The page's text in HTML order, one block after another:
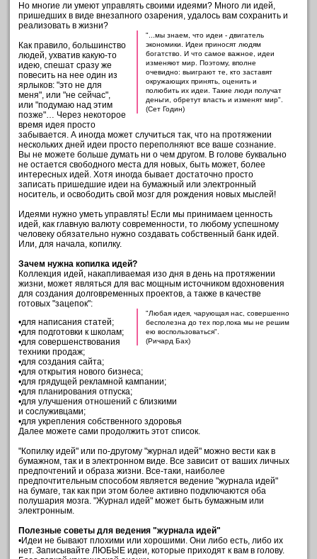
Но многие ли умеют управлять своими идеями? Много ли идей,
пришедших в виде внезапного озарения, удалось вам сохранить и
реализовать в жизни?
"...мы знаем, что идеи - двигатель
экономики. Идеи приносят людям
богатство. И что самое важное, идеи
изменяют мир. Поэтому, вполне
очевидно: выиграют те, кто заставят
окружающих принять, оценить и
полюбить их идеи. Такие люди получат
деньги, обретут власть и изменят мир".
(Сет Годин)
Как правило, большинство
людей, ухватив какую-то
идею, спешат сразу же
повесить на нее один из
ярлыков: "это не для
меня", или "не сейчас",
или "подумаю над этим
позже"… Через некоторое
время идея просто
забывается. А иногда может случиться так, что на протяжении
нескольких дней идеи просто переполняют все ваше сознание.
Вы не можете больше думать ни о чем другом. В голове буквально
не остается свободного места для новых, быть может, более
интересных идей. Хотя иногда бывает достаточно просто
записать пришедшие идеи на бумажный или электронный
носитель, и освободить свой мозг для рождения новых мыслей!
Идеями нужно уметь управлять! Если мы принимаем ценность
идей, как главную валюту современности, то любому успешному
человеку обязательно нужно создавать собственный банк идей.
Или, для начала, копилку.
Зачем нужна копилка идей?
Коллекция идей, накапливаемая изо дня в день на протяжении
жизни, может являться для вас мощным источником вдохновения
для создания долговременных проектов, а также в качестве
готовых "зацепок":
"Любая идея, чарующая нас, совершенно
бесполезна до тех пор,пока мы не решим
ею воспользоваться".
(Ричард Бах)
•для написания статей;
•для подготовки к школам;
•для совершенствования
техники продаж;
•для создания сайта;
•для открытия нового бизнеса;
•для грядущей рекламной кампании;
•для планирования отпуска;
•для улучшения отношений с близкими
и сослуживцами;
•для укрепления собственного здоровья
Далее можете сами продолжить этот список.
"Копилку идей" или по-другому "журнал идей" можно вести как в
бумажном, так и в электронном виде. Все зависит от ваших личных
предпочтений и образа жизни. Все-таки, наиболее
предпочтительным способом является ведение "журнала идей"
на бумаге, так как при этом более активно подключаются оба
полушария мозга. "Журнал идей" может быть бумажным или
электронным.
Полезные советы для ведения "журнала идей"
•Идеи не бывают плохими или хорошими. Они либо есть, либо их
нет. Записывайте ЛЮБЫЕ идеи, которые приходят к вам в голову.